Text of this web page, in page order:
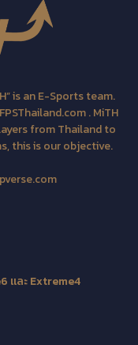
is an E-Sports team.
. MiTH
from Thailand to
this is our objective.
และ Extreme4